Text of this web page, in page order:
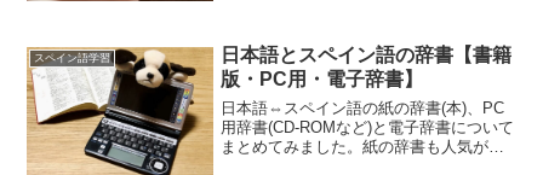
スペイン語学習
日本語とスペイン語の辞書【書籍
版・PC用・電子辞書】
日本語⇔スペイン語の紙の辞書(本)、PC
用辞書(CD-ROMなど)と電子辞書について
まとめてみました。紙の辞書も人気があ